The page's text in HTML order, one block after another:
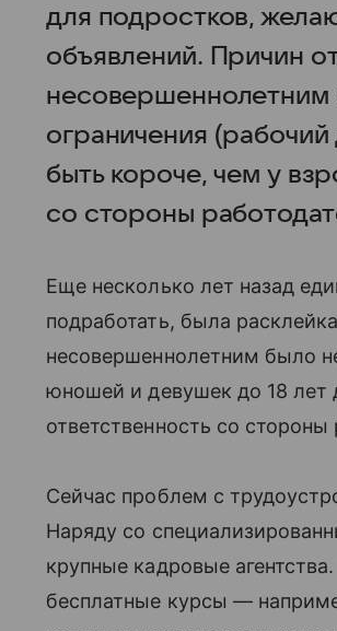
для подростков,
объявлений. Причин
несовершеннолетним
ограничения
быть короче, чем у
со стороны
Еще несколько лет назад
подработать, была
несовершеннолетним было
юношей и девушек до 18 лет
ответственность со стороны
Сейчас проблем с
Наряду со
крупные кадровые
бесплатные курсы —